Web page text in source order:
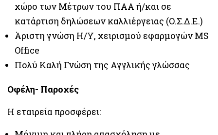
χώρο των Μέτρων του ΠΑΑ ή/και σε
κατάρτιση δηλώσεων καλλιέργειας (Ο.Σ.Δ.Ε.)
Άριστη γνώση Η/Υ, χειρισμού εφαρμογών MS
Office
Πολύ Καλή Γνώση της Αγγλικής γλώσσας
Οφέλη- Παροχές
Η εταιρεία προσφέρει: